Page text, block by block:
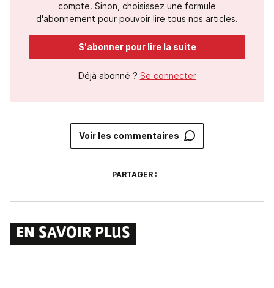
compte. Sinon, choisissez une formule
d'abonnement pour pouvoir lire tous nos articles.
S'abonner pour lire la suite
Déjà abonné ? Se connecter
Voir les commentaires
PARTAGER :
EN SAVOIR PLUS